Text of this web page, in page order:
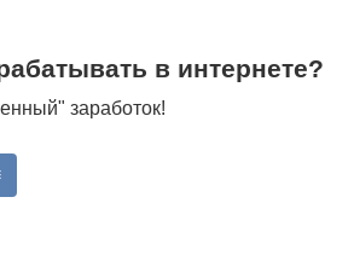
в интернете?
заработок!